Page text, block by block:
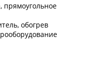
прямоугольное
обогрев